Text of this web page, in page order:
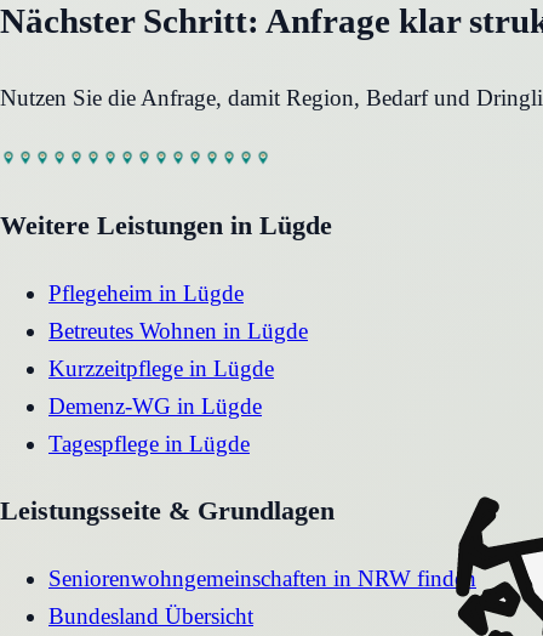
Nächster Schritt: Anfrage klar
Nutzen Sie die Anfrage, damit Region, Bedarf und
Weitere Leistungen in Lügde
Pflegeheim in Lügde
Betreutes Wohnen in Lügde
Kurzzeitpflege in Lügde
Demenz-WG in Lügde
Tagespflege in Lügde
Leistungsseite & Grundlagen
Seniorenwohngemeinschaften in NRW finden
Bundesland Übersicht